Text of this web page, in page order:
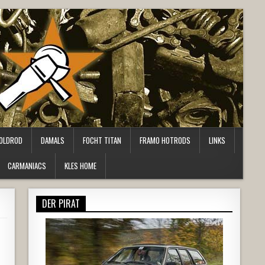
DAMALS FOCHT TITAN FRAMO HOTRODS LINKS
CARMANIACS KLES HOME
DER PIRAT